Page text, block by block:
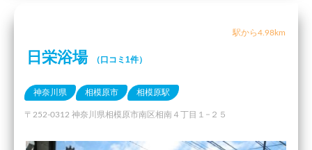
駅から4.98km
日栄浴場 （口コミ1件）
神奈川県 相模原市 相模原駅
〒252-0312 神奈川県相模原市南区相南４丁目１−２５